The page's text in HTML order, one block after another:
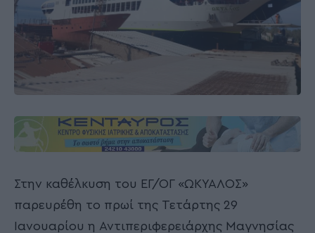
Στην καθέλκυση του ΕΓ/ΟΓ «ΩΚΥΑΛΟΣ»
παρευρέθη το πρωί της Τετάρτης 29
Ιανουαρίου η Αντιπεριφερειάρχης Μαγνησίας